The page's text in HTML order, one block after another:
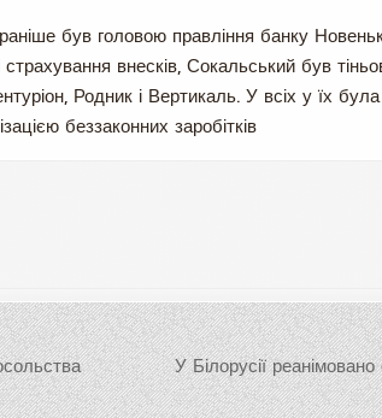
був головою правління банку
внесків, Сокальський був
Родник і Вертикаль. У всіх у їх
беззаконних заробітків
У Білорусії